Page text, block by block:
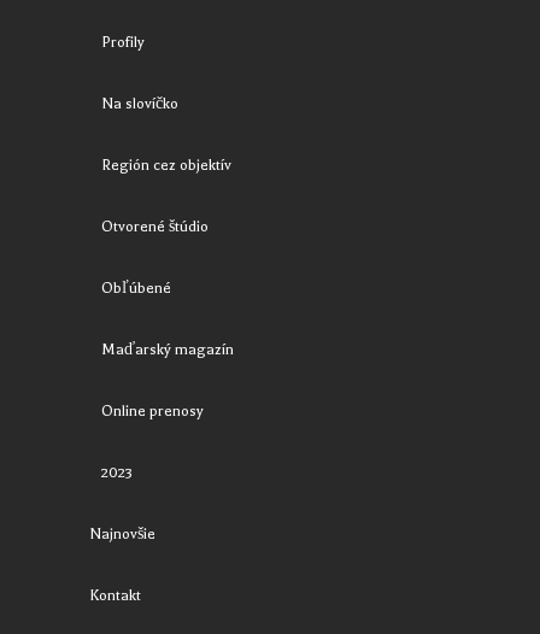
Profily
Na slovíčko
Región cez objektív
Otvorené štúdio
Obľúbené
Maďarský magazín
Online prenosy
2023
Najnovšie
Kontakt